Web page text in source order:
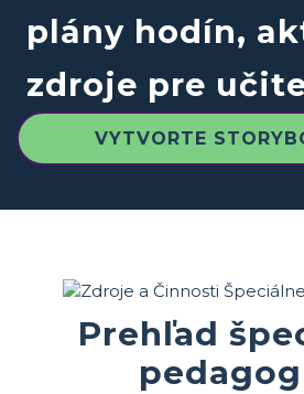
plány hodín,
zdroje pre
VYTVORTE
Prehľad